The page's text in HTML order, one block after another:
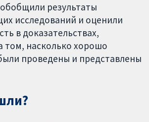
результаты
исследований и оценили
в доказательствах,
том, насколько хорошо
проведены и представлены